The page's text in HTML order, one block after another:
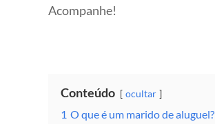
Acompanhe!
Conteúdo ocultar
1 O que é um marido de aluguel?